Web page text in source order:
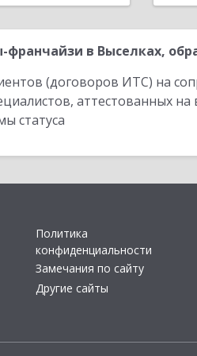
в Выселках,
(договоров ИТС) на
аттестованных
статуса
Политика
конфиденциальности
Замечания по сайту
Другие сайты